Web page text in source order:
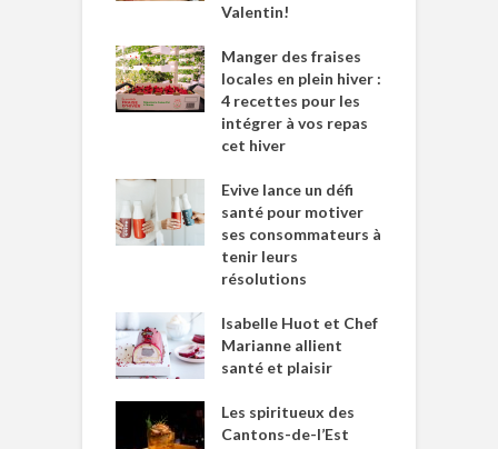
Valentin!
Manger des fraises
locales en plein hiver :
4 recettes pour les
intégrer à vos repas
cet hiver
Evive lance un défi
santé pour motiver
ses consommateurs à
tenir leurs
résolutions
Isabelle Huot et Chef
Marianne allient
santé et plaisir
Les spiritueux des
Cantons-de-l’Est